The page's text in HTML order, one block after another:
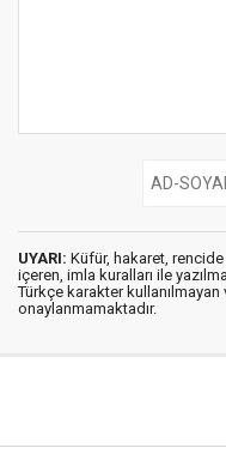
UYARI: Küfür, hakaret,
içeren, imla kuralları ile
Türkçe karakter
onaylanmamaktadır.